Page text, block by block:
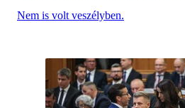
Nem is volt veszélyben.